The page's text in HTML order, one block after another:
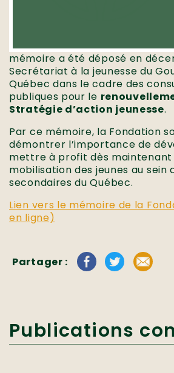
mémoire a été déposé en
Secrétariat à la jeunesse du
Québec dans le cadre des
publiques pour le
Stratégie d’action jeunesse.
Par ce mémoire, la Fondation
démontrer l’importance de
mettre à profit dès
mobilisation des jeunes au sein
secondaires du Québec.
Lien vers le mémoire de la
en ligne)
Partager :
Publications